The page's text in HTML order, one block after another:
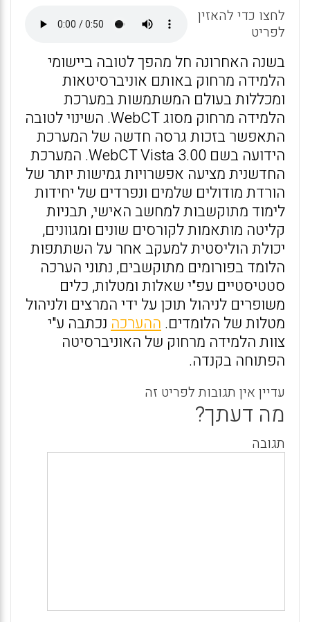
p
o
k
לחצו כדי להאזין
לפריט
בשנה האחרונה חל מהפך לטובה ביישומי
הלמידה מרחוק באותם אוניברסיטאות
ומכללות בעולם המשתמשות במערכת
הלמידה מרחוק מסוג WebCT. השינוי לטובה
התאפשר בזכות גרסה חדשה של המערכת
הידועה בשם 3.00 WebCT Vista. המערכת
החדשנית מציעה אפשרויות גמישות יותר של
הורדת מודולים שלמים ונפרדים של יחידות
לימוד מתוקשבות למחשב האישי, תבניות
קליטה מותאמות לקורסים שונים ומגוונים,
יכולת הוליסטית למעקב אחר על השתתפות
הלומד בפורומים מתוקשבים, נתוני הערכה
סטטיסטיים עפ"י שאלות ומטלות, כלים
משופרים לניהול תוכן על ידי המרצים ולניהול
מטלות של הלומדים. ההערכה נכתבה ע"י
צוות הלמידה מרחוק של האוניברסיטה
הפתוחה בקנדה.
עדיין אין תגובות לפריט זה
מה דעתך?
תגובה